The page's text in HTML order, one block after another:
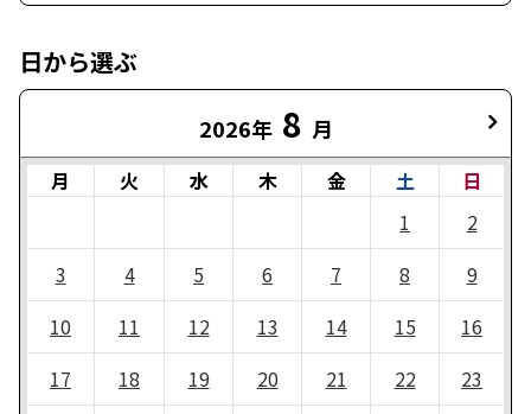
日から選ぶ
2026年 8 月
月 火 水 木 金 土
日
1
2
3
4 5 6 7 8
9
10
11 12 13 14 15
16
17
18 19 20 21 22
23